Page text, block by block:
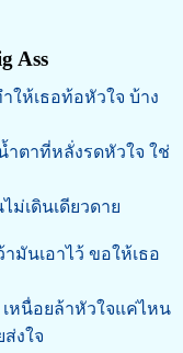
Ass
ให้เธอท้อหัวใจ บ้าง
ำตาที่หลั่งรดหัวใจ ใช่
ม่เดินเดียวดาย
มันเอาไว้ ขอให้เธอ
หนื่อยล้าหัวใจแค่ไหน
งใจ